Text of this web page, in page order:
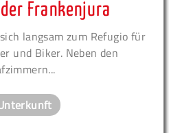
Frankenjura
langsam zum Refugio für
und Biker. Neben den